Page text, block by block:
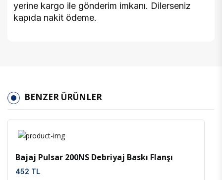
yerine kargo ile gönderim imkanı. Dilerseniz
kapıda nakit ödeme.
BENZER ÜRÜNLER
Bajaj Pulsar 200NS Debriyaj Baskı Flanşı
452 TL